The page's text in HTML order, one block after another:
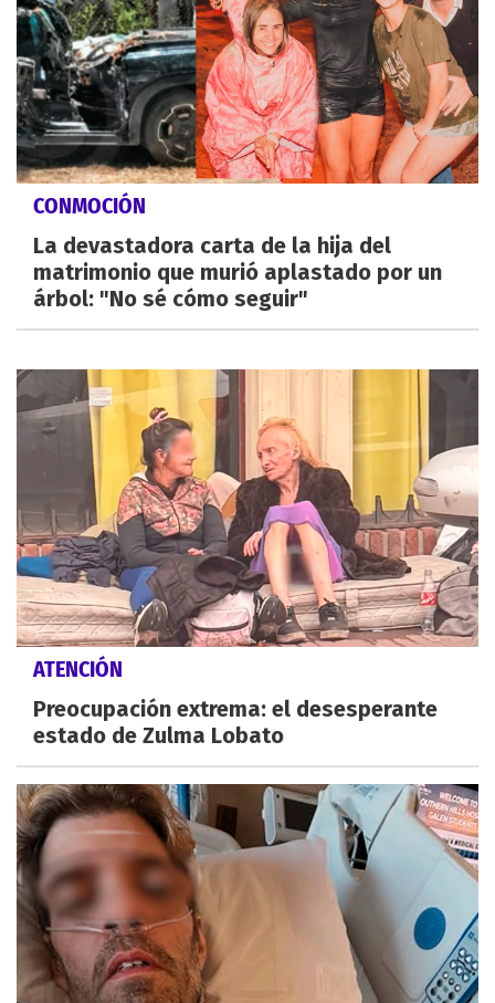
CONMOCIÓN
La devastadora carta de la hija del
matrimonio que murió aplastado por un
árbol: "No sé cómo seguir"
ATENCIÓN
Preocupación extrema: el desesperante
estado de Zulma Lobato